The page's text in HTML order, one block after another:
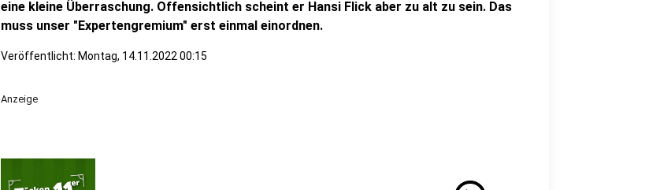
eine kleine Überraschung. Offensichtlich scheint er Hansi Flick aber zu alt zu sein. Das
muss unser "Expertengremium" erst einmal einordnen.
Veröffentlicht: Montag, 14.11.2022 00:15
Anzeige